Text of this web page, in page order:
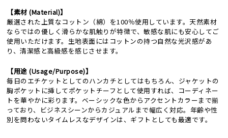
【素材 (Material)】
厳選された上質なコットン（綿）を100％使用しています。天然素材
ならではの優しく滑らかな肌触りが特徴で、敏感な肌にも安心してご
使用いただけます。生地表面にはコットンの持つ自然な光沢感があ
り、清潔感と高級感を感じさせます。
【用途 (Usage/Purpose)】
毎日のエチケットとしてのハンカチとしてはもちろん、ジャケットの
胸ポケットに挿してポケットチーフとして使用すれば、コーディネー
トを華やかに彩ります。ベーシックな色からアクセントカラーまで揃
っており、ビジネスシーンからカジュアルまで幅広く対応。年齢や性
別を問わないタイムレスなデザインは、ギフトとしても最適です。